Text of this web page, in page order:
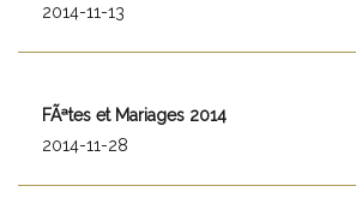
2014-11-13
FÃªtes et Mariages 2014
2014-11-28